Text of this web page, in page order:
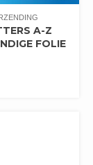
A-Z
FOLIE